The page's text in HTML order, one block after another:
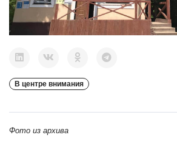
В центре внимания
Фото из архива